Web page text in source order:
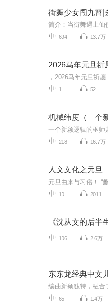
街舞少女闯九霄|
694 13.7万
2026马年元旦祈
1 52
机械纬度（一个
218 16.7万
人文文化之元旦
10 2011
《沈从文的后半
106 2.6万
东东龙经典中文
65 1.4万